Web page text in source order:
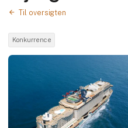
Til oversigten
Konkurrence